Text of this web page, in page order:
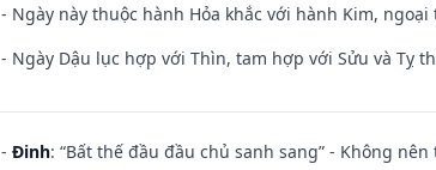
- Ngày này thuộc hành Hỏa khắc với hành Kim,
- Ngày Dậu lục hợp với Thìn, tam hợp với Sửu và Tỵ
- Đinh: “Bất thế đầu đầu chủ sanh sang” - Không